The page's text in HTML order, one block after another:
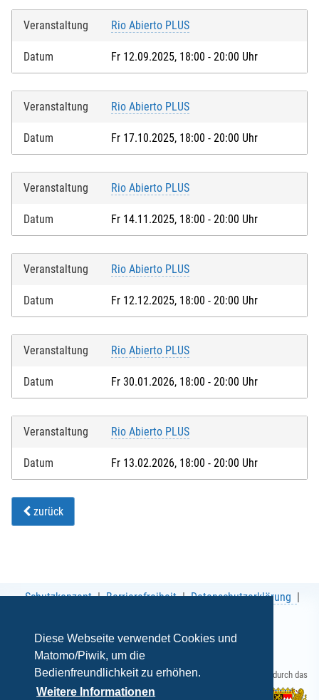
Diese Webseite verwendet Cookies und
Matomo/Piwik, um die
Bedienfreundlichkeit zu erhöhen.
Weitere Informationen
Veranstaltung Rio Abierto PLUS
Datum Fr 12.09.2025, 18:00 - 20:00 Uhr
Veranstaltung Rio Abierto PLUS
Datum Fr 17.10.2025, 18:00 - 20:00 Uhr
Veranstaltung Rio Abierto PLUS
Datum Fr 14.11.2025, 18:00 - 20:00 Uhr
Veranstaltung Rio Abierto PLUS
Datum Fr 12.12.2025, 18:00 - 20:00 Uhr
Veranstaltung Rio Abierto PLUS
Datum Fr 30.01.2026, 18:00 - 20:00 Uhr
Veranstaltung Rio Abierto PLUS
Datum Fr 13.02.2026, 18:00 - 20:00 Uhr
zurück
Schutzkonzept Barrierefreiheit
Datenschutzerklärung
Gefördert durch das